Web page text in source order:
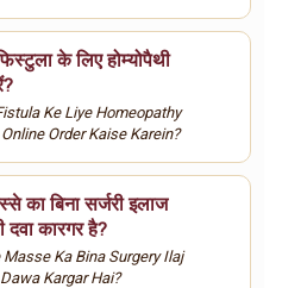
के लिए होम्योपैथी
Ke Liye Homeopathy
Order Kaise Karein?
का बिना सर्जरी इलाज
कारगर है?
Ka Bina Surgery Ilaj
Kargar Hai?